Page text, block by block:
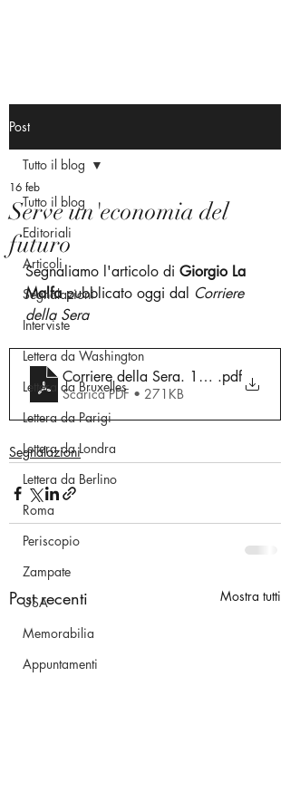
Post
Tutto il blog
Editoriali
Articoli
Segnalazioni
Interviste
Lettera da Washington
Lettera da Bruxelles
Lettera da Parigi
Lettera da Londra
Lettera da Berlino
Roma
Periscopio
Zampate
USA
Memorabilia
Appuntamenti
Tutto il blog
Serve un'economia del
futuro
16 feb
Segnaliamo l'articolo di Giorgio La
Malfa pubblicato oggi dal Corriere
della Sera
Corriere della Sera. 16 febbraio
.pdf
Scarica PDF • 271KB
Segnalazioni
Post recenti Mostra tutti